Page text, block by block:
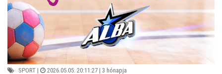
SPORT | 2026.05.05. 20:11:27 | 3 hónapja